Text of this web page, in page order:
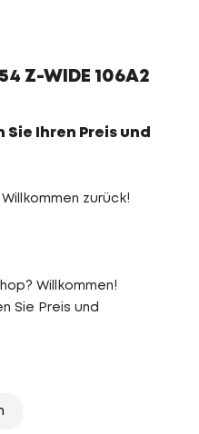
Z-WIDE 106A2
Sie Ihren Preis und
zurück!
Willkommen!
Sie Preis und